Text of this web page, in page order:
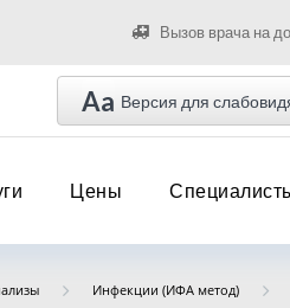
Вызов врача на
Aa Версия для
Цены
Инфекции (ИФА метод)